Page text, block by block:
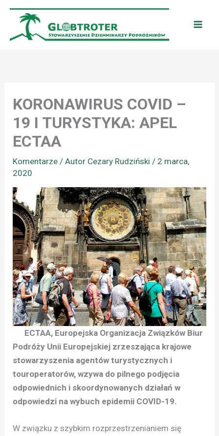
Przejdź
treści
KORONAWIRUS COVID –
19 I TURYSTYKA: APEL
ECTAA
Komentarze / Autor Cezary Rudziński/ 2 marca,
2020
ECTAA, Europejska Organizacja Związków Biur
Podróży Unii Europejskiej zrzeszająca krajowe
stowarzyszenia agentów turystycznych i
touroperatorów, wzywa do pilnego podjęcia
odpowiednich i skoordynowanych działań w
odpowiedzi na wybuch epidemii COVID-19.
W związku z szybkim rozprzestrzenianiem się